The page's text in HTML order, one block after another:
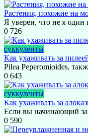
Растения, похожие на
Я уверен, что не я один
0 726
суккуленты
Как ухаживать за
Pilea Peperomioides,
0 643
суккуленты
Как ухаживать за
Если вы начинающий
0 590